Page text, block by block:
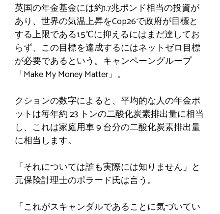
英国の年金基金には約1.7兆ポンド相当の投資が
あり、世界の気温上昇をCop26で政府が目標と
する上限である1.5℃に抑えるにはまだ達してお
らず、この目標を達成するにはネットゼロ目標
が必要であるという。キャンペーングループ
「Make My Money Matter」。
クションの数字によると、平均的な人の年金ポ
ットは毎年約 23 トンの二酸化炭素排出量に相当
し、これは家庭用車 9 台分の二酸化炭素排出量
に相当します。
「それについては誰も実際には知りません」と
元保険計理士のポラード氏は言う。
「これがスキャンダルであることに気づいてい